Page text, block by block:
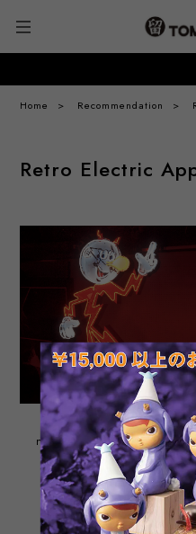
Home Recommendation
Retro Electric
Reddy Kilowatt vintage
neon sign (down payment)
¥297,000
SOLD OUT